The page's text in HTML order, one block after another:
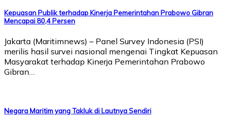
Kepuasan Publik terhadap Kinerja Pemerintahan Prabowo Gibran
Mencapai 80,4 Persen
Jakarta (Maritimnews) – Panel Survey Indonesia (PSI)
merilis hasil survei nasional mengenai Tingkat Kepuasan
Masyarakat terhadap Kinerja Pemerintahan Prabowo
Gibran…
Negara Maritim yang Takluk di Lautnya Sendiri